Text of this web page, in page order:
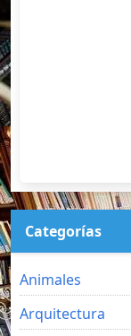
Categorías
Animales
Arquitectura